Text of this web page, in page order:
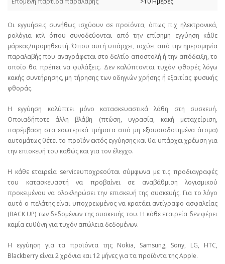
Οι εγγυήσεις συνήθως ισχύουν σε προϊόντα, όπως π.χ ηλεκτρονικά,
ρολόγια κτλ όπου συνοδεύονται από την επίσημη εγγύηση κάθε
μάρκας/προμηθευτή. Όπου αυτή υπάρχει, ισχύει από την ημερομηνία
παραλαβής που αναγράφεται στο δελτίο αποστολή ή την απόδειξη, το
οποίο θα πρέπει να φυλάξεις. Δεν καλύπτονται τυχόν φθορές λόγω
κακής συντήρησης, μη τήρησης των οδηγιών χρήσης ή εξαιτίας φυσικής
φθοράς.
Η εγγύηση καλύπτει μόνο κατασκευαστικά λάθη στη συσκευή.
Οποιαδήποτε άλλη βλάβη (πτώση, υγρασία, κακή μεταχείριση,
παρέμβαση στα εσωτερικά τμήματα από μη εξουσιοδοτημένα άτομα)
αυτομάτως θέτει το προϊόν εκτός εγγύησης και θα υπάρχει χρέωση για
την επισκευή του καθώς και για τον έλεγχο.
Η κάθε εταιρεία serviceυποχρεούται σύμφωνα με τις προδιαγραφές
του κατασκευαστή να προβαίνει σε αναβάθμιση λογισμικού
προκειμένου να ολοκληρώσει την επισκευή της συσκευής. Για το λόγο
αυτό ο πελάτης είναι υποχρεωμένος να κρατάει αντίγραφο ασφαλείας
(BACK UP) των δεδομένων της συσκευής του. Η κάθε εταιρεία δεν φέρει
καμία ευθύνη για τυχόν απώλεια δεδομένων.
Η εγγύηση για τα προϊόντα της Nokia, Samsung, Sony, LG, HTC,
Blackberry είναι 2 χρόνια και 12 μήνες για τα προϊόντα της Apple.